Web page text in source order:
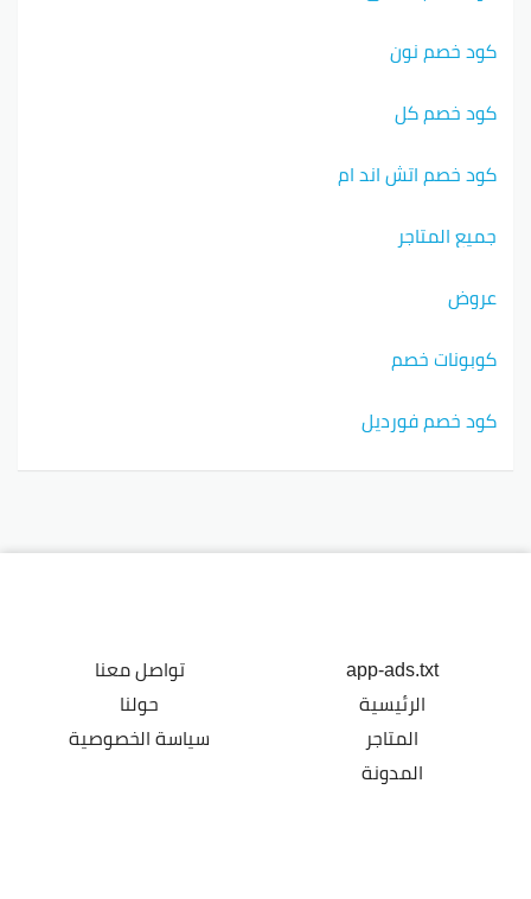
كود خصم نون
كود خصم كل
كود خصم اتش اند ام
جميع المتاجر
عروض
كوبونات خصم
كود خصم فورديل
app-ads.txt
الرئيسية
المتاجر
المدونة
تواصل معنا
حولنا
سياسة الخصوصية